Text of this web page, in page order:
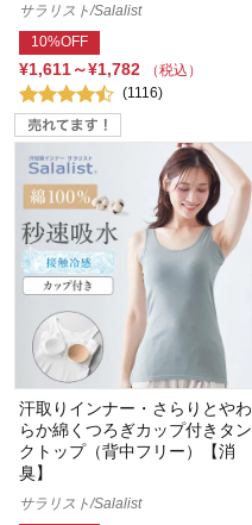
サラリスト/Salalist
10%OFF
¥1,611～¥1,782
（税込）
(1116)
汗取りインナー・さらりとやわ
らか綿くつろぎカップ付きタン
クトップ（背中フリー）【消
臭】
サラリスト/Salalist